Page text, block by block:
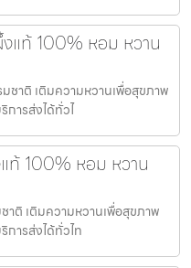
แท้ 100% หอม หวาน
ชาติ เติมความหวานเพื่อสุขภาพ
การส่งได้ทั่วไ
ท้ 100% หอม หวาน
าติ เติมความหวานเพื่อสุขภาพ
การส่งได้ทั่วไท